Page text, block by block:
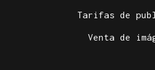
Tarifas de
Venta de